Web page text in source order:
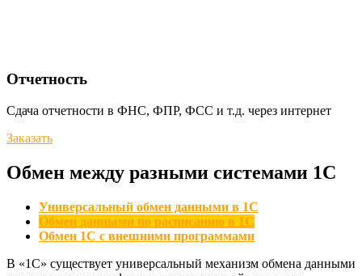
Отчетность
Сдача отчетности в ФНС, ФПР, ФСС и т.д. через интернет
Заказать
Обмен между разными системами 1С
Универсальный обмен данными в 1С
Обмен данными по расписанию в 1С
Обмен 1С с внешними программами
В «1С» существует универсальный механизм обмена данными